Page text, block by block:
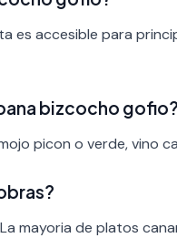
es accesible para
bizcocho gofio?
picon o verde, vino
mayoria de platos